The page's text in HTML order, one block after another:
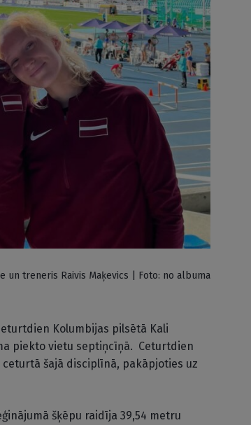
un treneris Raivis Maķevics | Foto: no albuma
Kolumbijas pilsētā Kali
piekto vietu septiņcīņā. Ceturtdien
šajā disciplīnā, pakāpjoties uz
šķēpu raidīja 39,54 metru